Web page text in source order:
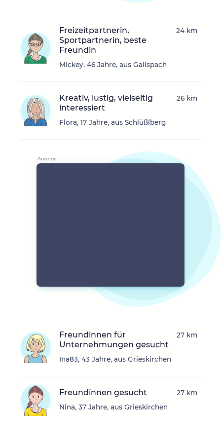
Freizeitpartnerin,
Sportpartnerin, beste
Freundin
Mickey, 46 Jahre, aus Gallspach
24 km
Kreativ, lustig, vielseitig
interessiert
Flora, 17 Jahre, aus Schlüßlberg
26 km
Freundinnen für
Unternehmungen gesucht
Ina83, 43 Jahre, aus Grieskirchen
27 km
Freundinnen gesucht
Nina, 37 Jahre, aus Grieskirchen
27 km